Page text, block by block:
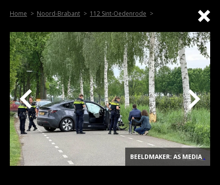
Home Noord-Brabant 112 Sint-Oedenrode
BEELDMAKER: AS MEDIA.